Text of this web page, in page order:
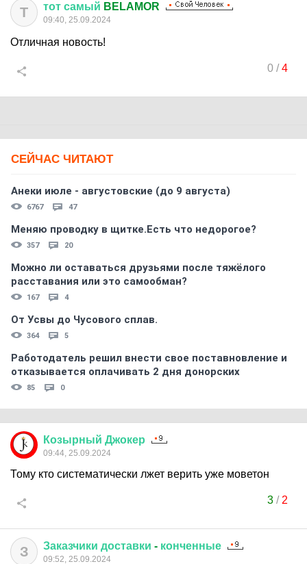
Т тот самый BELAMOR
09:40, 25.09.2024
Отличная новость!
0/4
СЕЙЧАС ЧИТАЮТ
Анеки июле - августовские (до 9 августа)
6767 47
Меняю проводку в щитке.Есть что недорогое?
357 20
Можно ли оставаться друзьями после тяжёлого
расставания или это самообман?
167 4
От Усвы до Чусового сплав.
364 5
Работодатель решил внести свое поставновление и
отказывается оплачивать 2 дня донорских
85 0
Козырный Джокер
09:44, 25.09.2024
Тому кто систематически лжет верить уже моветон
3/ 2
З Заказчики доставки - конченные
09:52, 25.09.2024